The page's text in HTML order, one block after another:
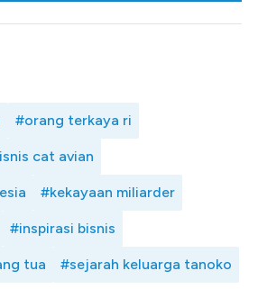
#orang terkaya ri
cat avian
#kekayaan miliarder
#inspirasi bisnis
tua #sejarah keluarga tanoko